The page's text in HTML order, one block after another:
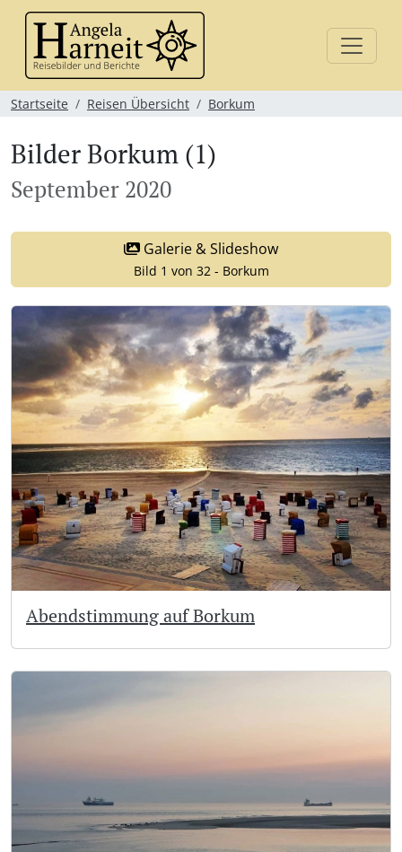
Startseite Reisen Übersicht Borkum
Bilder Borkum (1)
September 2020
Galerie & Slideshow
Bild 1 von 32 - Borkum
Abendstimmung auf Borkum